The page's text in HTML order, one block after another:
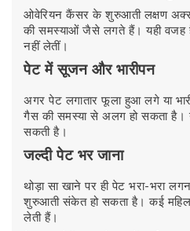
ओवेरियन कैंसर के शुरुआती लक्षण
की समस्याओं जैसे लगते हैं। यही वजह है
नहीं लेतीं।
पेट में सूजन और भारीपन
अगर पेट लगातार फूला हुआ लगे या
गैस की समस्या से अलग हो सकता
सकती है।
जल्दी पेट भर जाना
थोड़ा सा खाने पर ही पेट भरा-भरा
शुरुआती संकेत हो सकता है। कई
लेती हैं।